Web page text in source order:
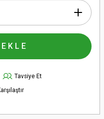
Tavsiye Et